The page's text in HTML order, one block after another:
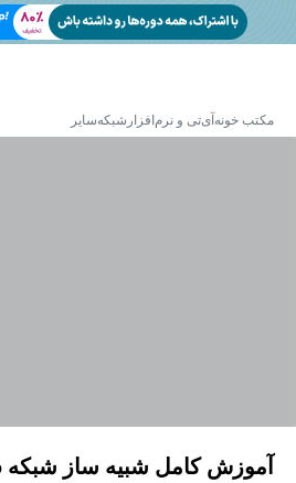
مکتب خونه آی‌تی و نرم‌افزار شبکهسایر
آموزش کامل شبیه ساز شبکه PNETLab